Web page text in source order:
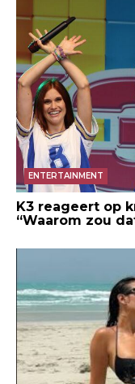
ENTERTAINMENT
K3 reageert op
“Waarom zou